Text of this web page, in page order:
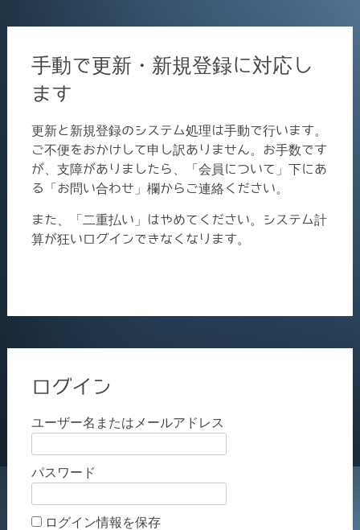
手動で更新・新規登録に対応し
ます
更新と新規登録のシステム処理は手動で行います。
ご不便をおかけして申し訳ありません。お手数です
が、支障がありましたら、「会員について」下にあ
る「お問い合わせ」欄からご連絡ください。
また、「二重払い」はやめてください。システム計
算が狂いログインできなくなります。
ログイン
ユーザー名またはメールアドレス
パスワード
ログイン情報を保存